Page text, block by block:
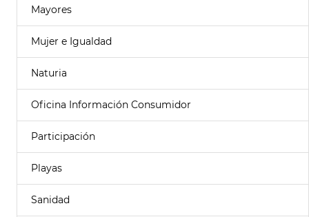
Mayores
Mujer e Igualdad
Naturia
Oficina Información Consumidor
Participación
Playas
Sanidad